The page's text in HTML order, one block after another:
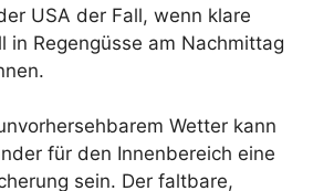
USA der Fall, wenn klare
in Regengüsse am Nachmittag
Wetter kann
für den Innenbereich eine
sein. Der faltbare,